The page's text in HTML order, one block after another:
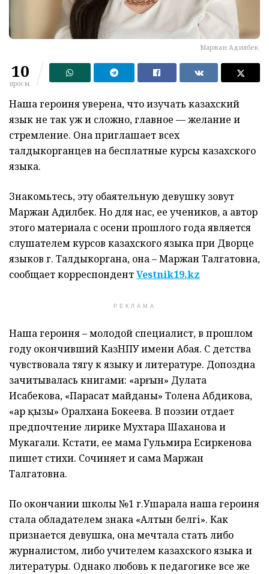
Маржан Адилбек.
10
просм.
Наша героиня уверена, что изучать казахский
язык не так уж и сложно, главное — желание и
стремление. Она приглашает всех
талдыкорганцев на бесплатные курсы казахского
языка.
Знакомьтесь, эту обаятельную девушку зовут
Маржан Адилбек. Но для нас, ее учеников, а автор
этого материала с осени прошлого года является
слушателем курсов казахского языка при Дворце
языков г. Талдыкоргана, она – Маржан Талгатовна,
сообщает корреспондентVestnik19.kz
РЕКЛАМА
Наша героиня – молодой специалист, в прошлом
году окончивший КазНПУ имени Абая. С детства
чувствовала тягу к языку и литературе. Допоздна
зачитывалась книгами: «Қарғын» Дулата
Исабекова, «Парасат майданы» Толена Абдикова,
«Қар қызы» Оралхана Бокеева. В поэзии отдает
предпочтение лирике Мухтара Шаханова и
Мукагали. Кстати, ее мама Гульмира Есиркенова
пишет стихи. Сочиняет и сама Маржан
Талгатовна.
По окончании школы №1 г.Ушарала наша героиня
стала обладателем знака «Алтын белгі». Как
признается девушка, она мечтала стать либо
журналистом, либо учителем казахского языка и
литературы. Однако любовь к педагогике все же